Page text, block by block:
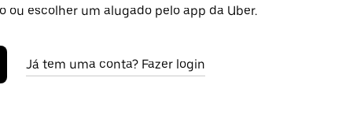
ou escolher um alugado pelo app da Uber.
Já tem uma conta? Fazer login